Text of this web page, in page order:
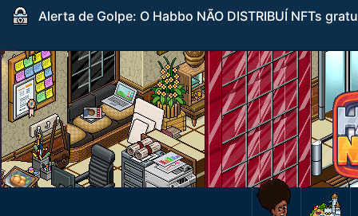
Alerta de Golpe: O Habbo NÃO DISTRIBUÍ NFTs